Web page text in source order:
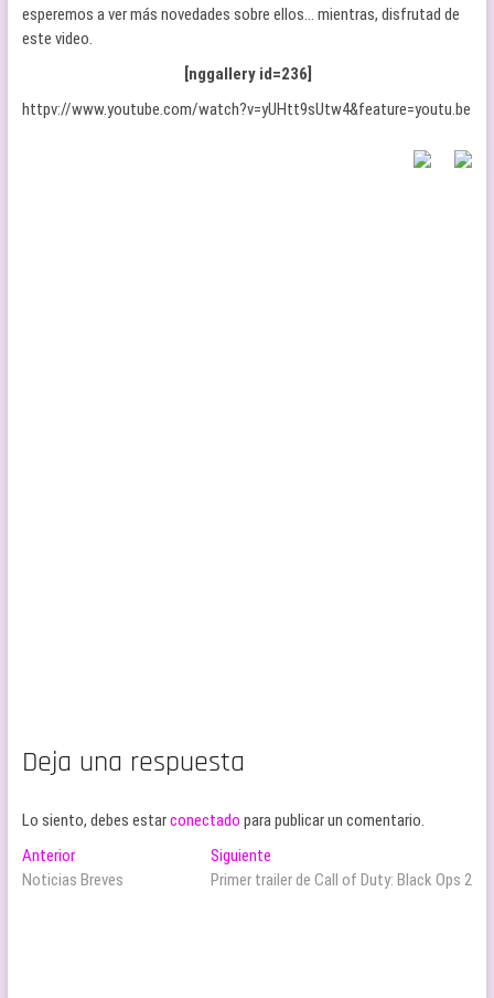
esperemos a ver más novedades sobre ellos… mientras, disfrutad de
este video.
[nggallery id=236]
httpv://www.youtube.com/watch?v=yUHtt9sUtw4&feature=youtu.be
Deja una respuesta
Lo siento, debes estarconectado para publicar un comentario.
Navegación
de
AnteriorEntrada
anterior:
Noticias Breves
Siguiente
siguiente:
Primer trailer de Call of Duty: Black Ops 2